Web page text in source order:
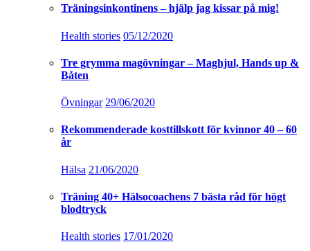
Träningsinkontinens – hjälp jag kissar på mig!
Health stories 05/12/2020
Tre grymma magövningar – Maghjul, Hands up &
Båten
Övningar 29/06/2020
Rekommenderade kosttillskott för kvinnor 40 – 60
år
Hälsa 21/06/2020
Träning 40+ Hälsocoachens 7 bästa råd för högt
blodtryck
Health stories 17/01/2020